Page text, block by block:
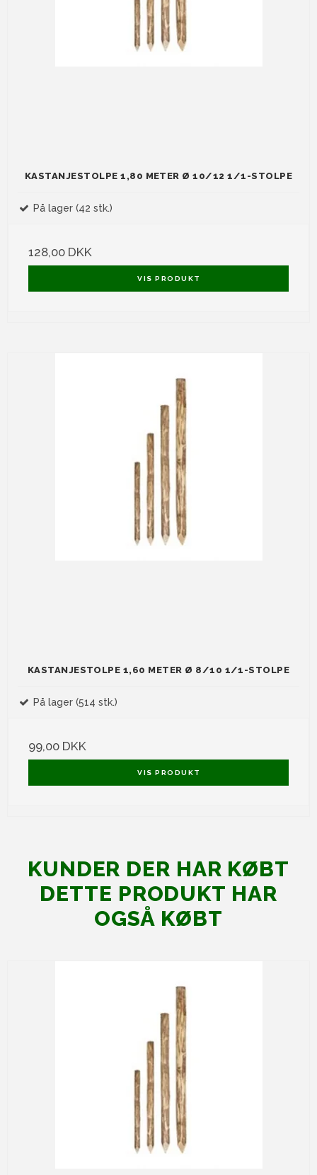
KASTANJESTOLPE 1,80 METER Ø 10/12 1/1-STOLPE
På lager (42 stk.)
128,00 DKK
VIS PRODUKT
KASTANJESTOLPE 1,60 METER Ø 8/10 1/1-STOLPE
På lager (514 stk.)
99,00 DKK
VIS PRODUKT
KUNDER DER HAR KØBT
DETTE PRODUKT HAR
OGSÅ KØBT